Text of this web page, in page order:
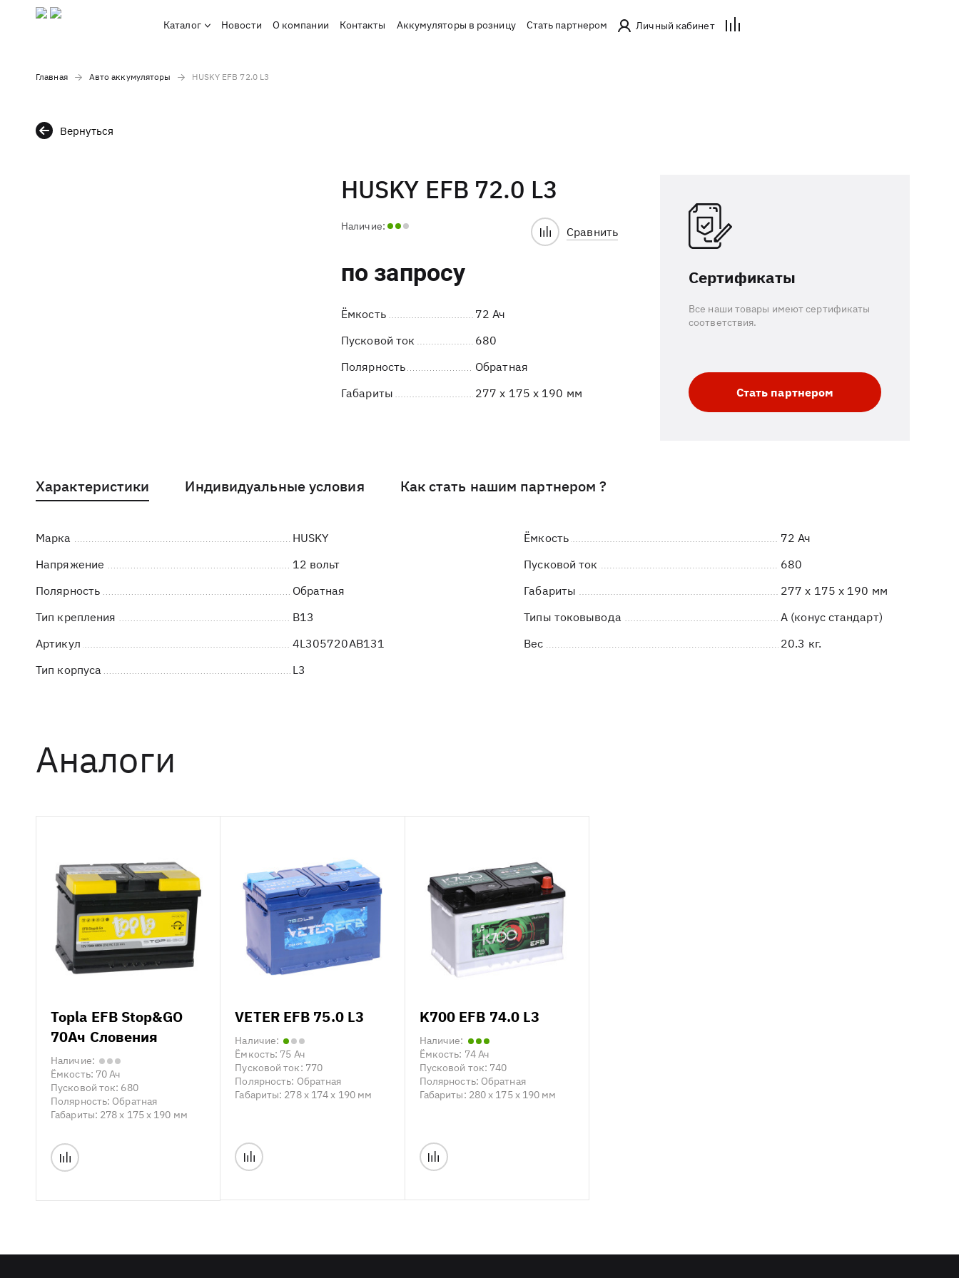
Каталог Новости О компании Контакты Аккумуляторы в розницу Стать партнером Личный кабинет
Главная Авто аккумуляторы HUSKY EFB 72.0 L3
Вернуться
HUSKY EFB 72.0 L3
Наличие:
по запросу
Сравнить
Ёмкость
72 Ач
Пусковой ток
680
Полярность
Обратная
Габариты
277 x 175 x 190 мм
Сертификаты
Все наши товары имеют сертификаты
соответствия.
Стать партнером
Характеристики Индивидуальные условия Как стать нашим партнером ?
Марка HUSKY Ёмкость
72 Ач
Напряжение
12 вольт Пусковой ток
680
Полярность
Обратная Габариты
277 x 175 x 190 мм
Тип крепления
B13 Типы токовывода
A (конус стандарт)
Артикул
4L305720AB131 Вес
20.3 кг.
Тип корпуса
L3
Аналоги
Topla EFB Stop&GO
70Ач Словения
Наличие:
Ёмкость: 70 Ач
Пусковой ток: 680
Полярность: Обратная
Габариты: 278 x 175 x 190 мм
VETER EFB 75.0 L3
Наличие:
Ёмкость: 75 Ач
Пусковой ток: 770
Полярность: Обратная
Габариты: 278 x 174 x 190 мм
K700 EFB 74.0 L3
Наличие:
Ёмкость: 74 Ач
Пусковой ток: 740
Полярность: Обратная
Габариты: 280 x 175 x 190 мм